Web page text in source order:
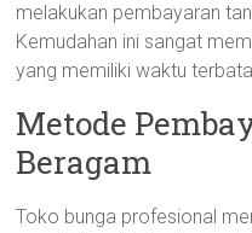
melakukan pembayaran
Kemudahan ini sangat
yang memiliki waktu
Metode
Beragam
Toko bunga profesional